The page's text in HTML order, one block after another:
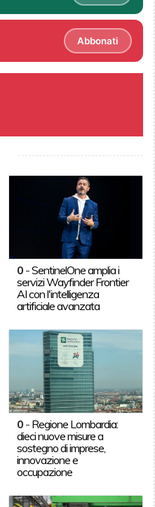
Abbonati
0 -SentinelOne amplia i
servizi Wayfinder Frontier
AI con l'intelligenza
artificiale avanzata
0 - Regione Lombardia:
dieci nuove misure a
sostegno di imprese,
innovazione e
occupazione